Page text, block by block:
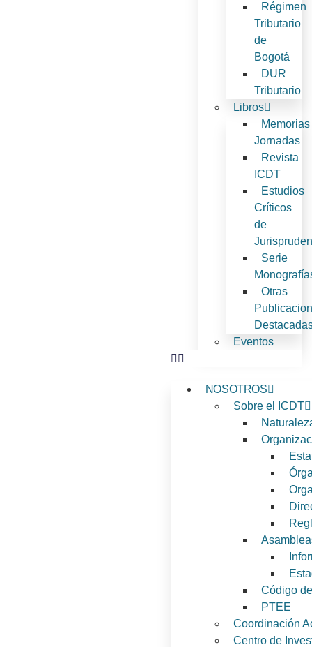
Régimen
Tributario
de
Bogotá
DUR
Tributario
Libros
Memorias
Jornadas
Revista
ICDT
Estudios
Críticos
de
Serie
Otras
Eventos
NOSOTROS
Sobre el ICDT
Código
PTEE
Coordinación
Centro de